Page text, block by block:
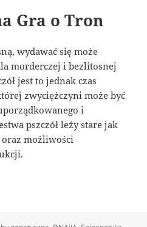
Gra o Tron
wydawać się może
morderczej i bezlitosnej
jest to jednak czas
zwyciężczyni może być
i
pszczół leży stare jak
oraz możliwości
Gra o Tron